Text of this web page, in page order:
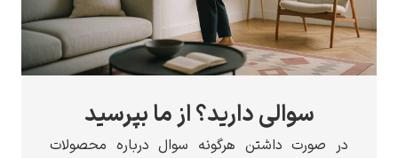
سوالی دارید؟ از ما بپرسید
در صورت داشتن هرگونه سوال درباره محصولات